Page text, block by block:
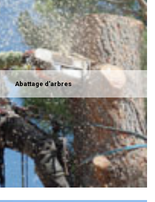
Abattage d'arbres